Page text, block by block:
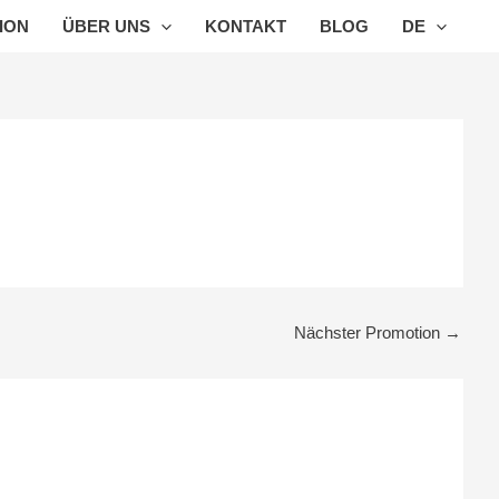
ÜBER UNS KONTAKT BLOG DE
Nächster Promotion →